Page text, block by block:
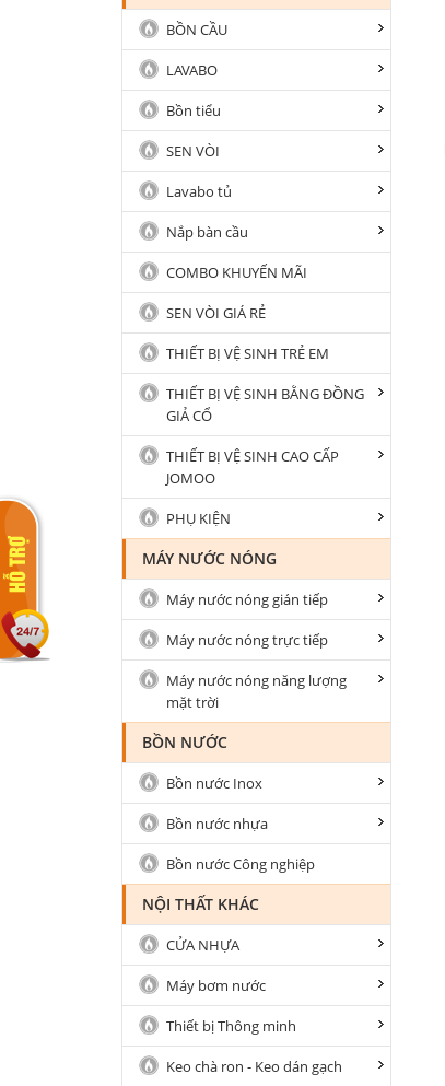
BỒN CẦU
LAVABO
Bồn tiểu
SEN VÒI
Lavabo tủ
Nắp bàn cầu
COMBO KHUYẾN MÃI
SEN VÒI GIÁ RẺ
THIẾT BỊ VỆ SINH TRẺ EM
THIẾT BỊ VỆ SINH BẰNG ĐỒNG
GIẢ CỔ
THIẾT BỊ VỆ SINH CAO CẤP
JOMOO
PHỤ KIỆN
MÁY NƯỚC NÓNG
Máy nước nóng gián tiếp
Máy nước nóng trực tiếp
Máy nước nóng năng lượng
mặt trời
BỒN NƯỚC
Bồn nước Inox
Bồn nước nhựa
Bồn nước Công nghiệp
NỘI THẤT KHÁC
CỬA NHỰA
Máy bơm nước
Thiết bị Thông minh
Keo chà ron - Keo dán gạch